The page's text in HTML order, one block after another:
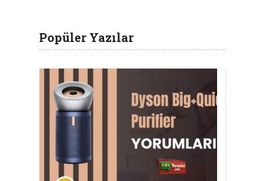
Popüler Yazılar